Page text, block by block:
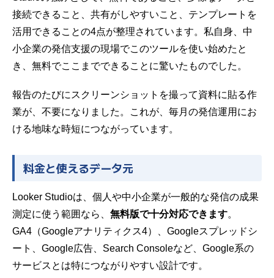
接続できること、共有がしやすいこと、テンプレートを
活用できることの4点が整理されています。私自身、中
小企業の発信支援の現場でこのツールを使い始めたと
き、無料でここまでできることに驚いたものでした。
報告のたびにスクリーンショットを撮って資料に貼る作
業が、不要になりました。これが、毎月の発信運用にお
ける地味な時短につながっています。
料金と使えるデータ元
Looker Studioは、個人や中小企業が一般的な発信の成果
測定に使う範囲なら、 無料版で十分対応できます。
GA4（Googleアナリティクス4）、Googleスプレッドシ
ート、Google広告、Search Consoleなど、Google系の
サービスとは特につながりやすい設計です。